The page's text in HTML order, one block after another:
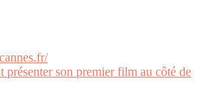
son premier film au côté de